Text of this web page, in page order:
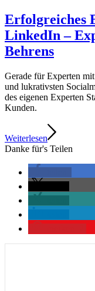
Erfolgreiches
LinkedIn –
Behrens
Gerade für Experten
und lukrativsten
des eigenen Experten
Kunden.
Weiterlesen
Danke für's Teilen